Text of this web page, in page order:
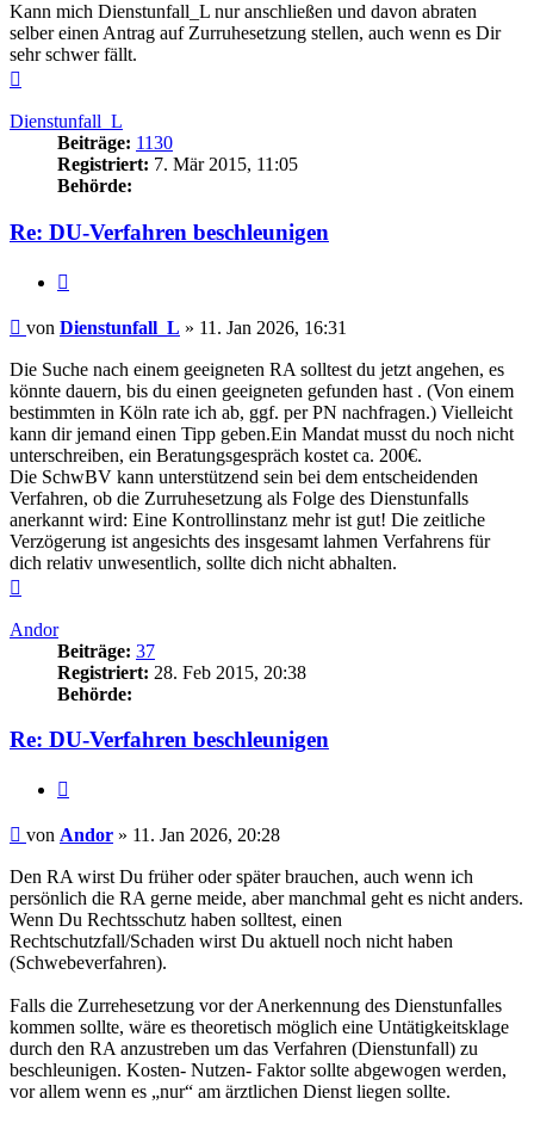
Kann mich Dienstunfall_L nur anschließen und davon abraten
selber einen Antrag auf Zurruhesetzung stellen, auch wenn es Dir
sehr schwer fällt.
Dienstunfall_L
Beiträge: 1130
Registriert: 7. Mär 2015, 11:05
Behörde:
Re: DU-Verfahren beschleunigen
Beitrag
von Dienstunfall_L » 11. Jan 2026, 16:31
Die Suche nach einem geeigneten RA solltest du jetzt angehen, es
könnte dauern, bis du einen geeigneten gefunden hast . (Von einem
bestimmten in Köln rate ich ab, ggf. per PN nachfragen.) Vielleicht
kann dir jemand einen Tipp geben.Ein Mandat musst du noch nicht
unterschreiben, ein Beratungsgespräch kostet ca. 200€.
Die SchwBV kann unterstützend sein bei dem entscheidenden
Verfahren, ob die Zurruhesetzung als Folge des Dienstunfalls
anerkannt wird: Eine Kontrollinstanz mehr ist gut! Die zeitliche
Verzögerung ist angesichts des insgesamt lahmen Verfahrens für
dich relativ unwesentlich, sollte dich nicht abhalten.
Andor
Beiträge: 37
Registriert: 28. Feb 2015, 20:38
Behörde:
Re: DU-Verfahren beschleunigen
Beitrag
von Andor » 11. Jan 2026, 20:28
Den RA wirst Du früher oder später brauchen, auch wenn ich
persönlich die RA gerne meide, aber manchmal geht es nicht anders.
Wenn Du Rechtsschutz haben solltest, einen
Rechtschutzfall/Schaden wirst Du aktuell noch nicht haben
(Schwebeverfahren).
Falls die Zurrehesetzung vor der Anerkennung des Dienstunfalles
kommen sollte, wäre es theoretisch möglich eine Untätigkeitsklage
durch den RA anzustreben um das Verfahren (Dienstunfall) zu
beschleunigen. Kosten- Nutzen- Faktor sollte abgewogen werden,
vor allem wenn es „nur“ am ärztlichen Dienst liegen sollte.